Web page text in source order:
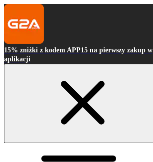
15% zniżki z kodem APP15 na pierwszy zakup w
aplikacji